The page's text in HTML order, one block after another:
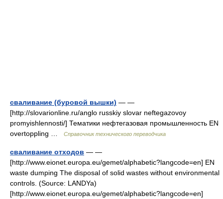
сваливание (буровой вышки) — —
[http://slovarionline.ru/anglo russkiy slovar neftegazovoy
promyishlennosti/] Тематики нефтегазовая промышленность EN
overtoppling …
Справочник технического переводчика
сваливание отходов — —
[http://www.eionet.europa.eu/gemet/alphabetic?langcode=en] EN
waste dumping The disposal of solid wastes without environmental
controls. (Source: LANDYa)
[http://www.eionet.europa.eu/gemet/alphabetic?langcode=en]